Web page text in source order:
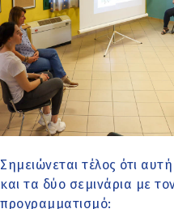
Σημειώνεται τέλος ότι
και τα δύο σεμινάρια με
προγραμματισμό: